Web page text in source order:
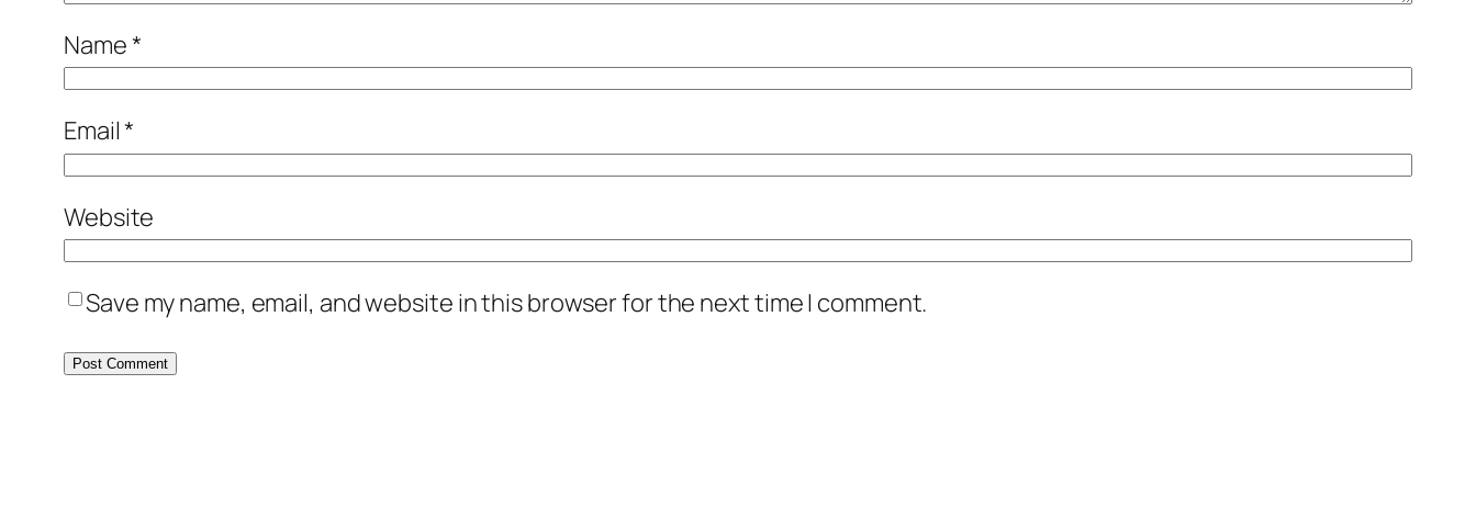
Name*
Email*
Website
Save my name, email, and website in this browser for the next time I comment.